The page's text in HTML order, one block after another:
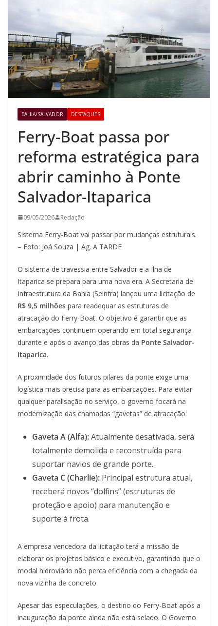
BAHIA/SALVADOR DESTAQUES
Ferry-Boat passa por
reforma estratégica para
abrir caminho à Ponte
Salvador-Itaparica
09/05/2026 Redação
Sistema Ferry-Boat vai passar por mudanças estruturais.
– Foto: Joá Souza | Ag. A TARDE
O sistema de travessia entre Salvador e a Ilha de
Itaparica se prepara para uma nova era. A Secretaria de
Infraestrutura da Bahia (Seinfra) lançou uma licitação de
R$ 9,5 milhões para readequar as estruturas de
atracação do Ferry-Boat. O objetivo é garantir que as
embarcações continuem operando em total segurança
durante e após o avanço das obras da Ponte Salvador-
Itaparica.
A proximidade dos futuros pilares da ponte exige uma
logística mais precisa para as embarcações. Para evitar
qualquer paralisação no serviço, o governo focará na
modernização das chamadas “gavetas” de atracação:
Gaveta A (Alfa):Atualmente desativada, será
totalmente demolida e reconstruída para
suportar navios de grande porte.
Gaveta C (Charlie): Principal estrutura atual,
receberá novos “dolfins” (estruturas de
proteção e apoio) para manutenção e
suporte à frota.
A empresa vencedora da licitação terá a missão de
elaborar os projetos básico e executivo, garantindo que o
modal hidroviário não perca eficiência com a chegada da
nova vizinha de concreto.
Apesar das especulações, o destino do Ferry-Boat após a
inauguração da ponte ainda não está selado. O Governo